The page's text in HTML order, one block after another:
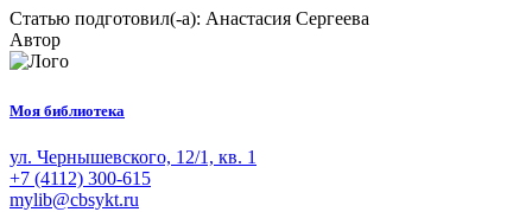
Статью подготовил(-а): Анастасия Сергеева
Автор
Моя библиотека
ул. Чернышевского, 12/1, кв. 1
+7 (4112) 300-615
mylib@cbsykt.ru